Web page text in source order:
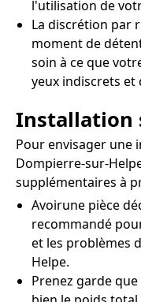
l'utilisation de
La discrétion par
moment de
soin à ce que
yeux indiscrets et
Installation
Pour envisager une
Dompierre-sur-
supplémentaires à
Avoirune pièce
recommandé
et les problèmes
Helpe.
Prenez garde